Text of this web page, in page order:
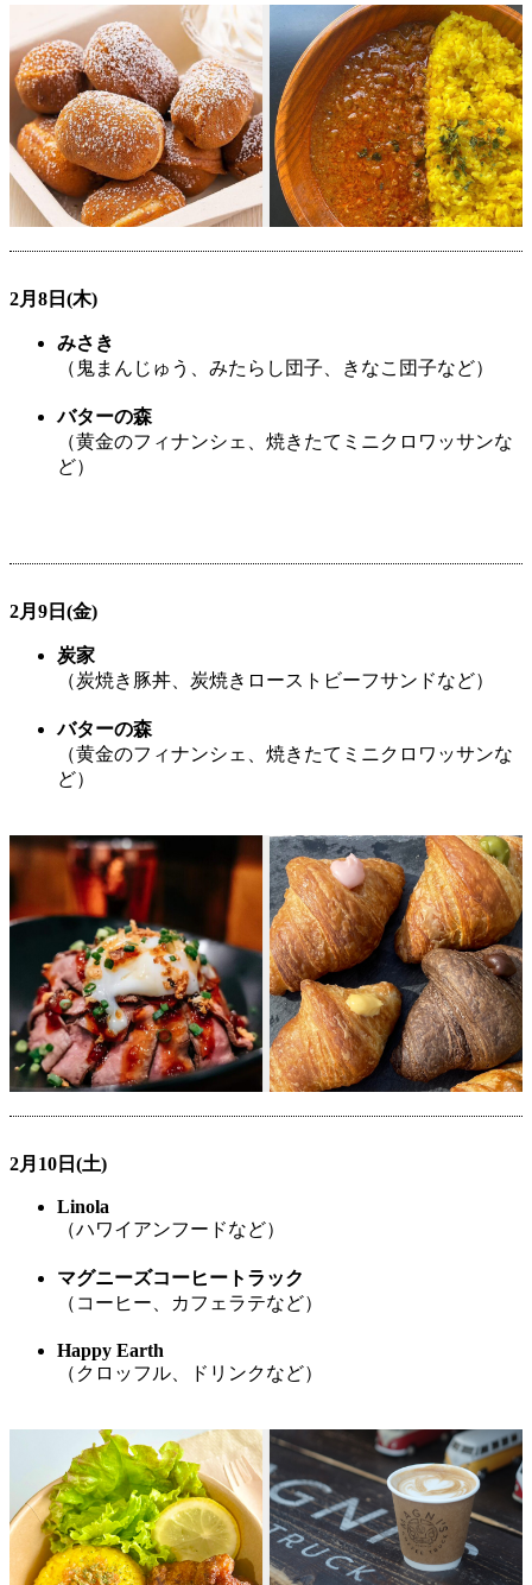
2月8日(木)
みさき
（鬼まんじゅう、みたらし団子、きなこ団子など）
バターの森
（黄金のフィナンシェ、焼きたてミニクロワッサンな
ど）
2月9日(金)
炭家
（炭焼き豚丼、炭焼きローストビーフサンドなど）
バターの森
（黄金のフィナンシェ、焼きたてミニクロワッサンな
ど）
2月10日(土)
Linola
（ハワイアンフードなど）
マグニーズコーヒートラック
（コーヒー、カフェラテなど）
Happy Earth
（クロッフル、ドリンクなど）